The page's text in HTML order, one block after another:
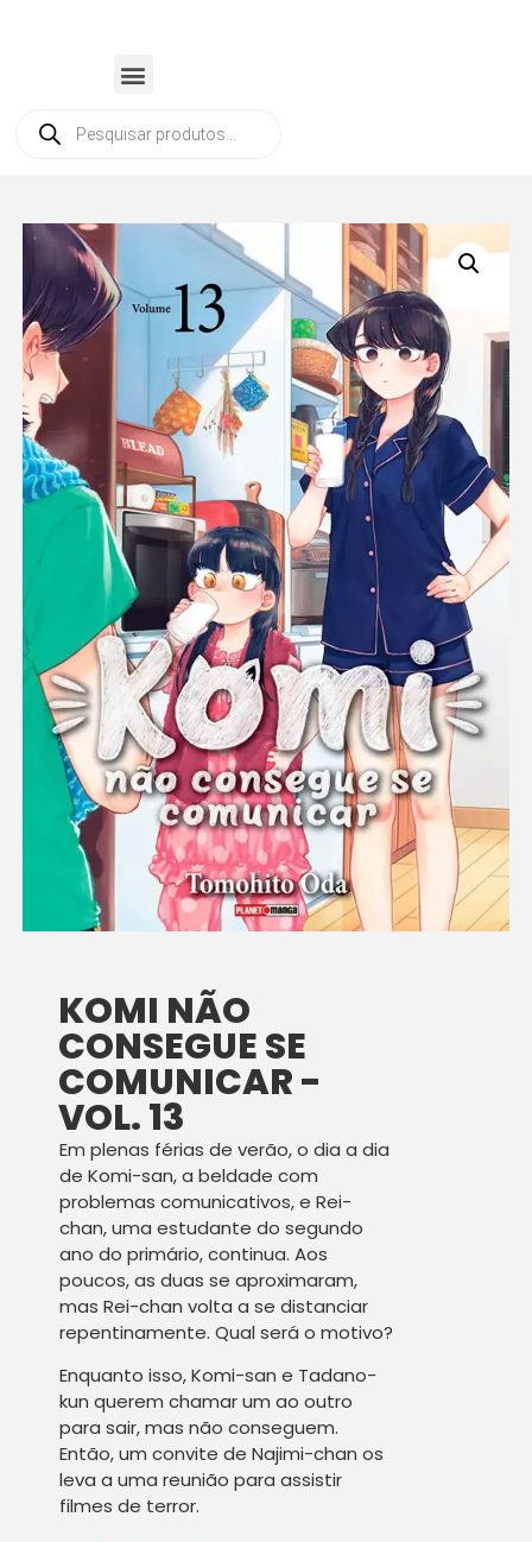
KOMI NÃO
CONSEGUE SE
COMUNICAR -
VOL. 13
Em plenas férias de verão, o dia a dia
de Komi-san, a beldade com
problemas comunicativos, e Rei-
chan, uma estudante do segundo
ano do primário, continua. Aos
poucos, as duas se aproximaram,
mas Rei-chan volta a se distanciar
repentinamente. Qual será o motivo?
Enquanto isso, Komi-san e Tadano-
kun querem chamar um ao outro
para sair, mas não conseguem.
Então, um convite de Najimi-chan os
leva a uma reunião para assistir
filmes de terror.